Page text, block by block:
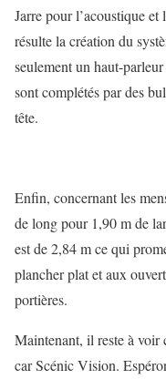
Jarre pour l’acoustique
résulte la création du
seulement un haut-
sont complétés par des
tête.
Enfin, concernant les
de long pour 1,90 m de
est de 2,84 m ce qui
plancher plat et aux
portières.
Maintenant, il reste à voir
car Scénic Vision.